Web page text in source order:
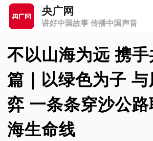
央广网
讲好中国故事 传播中国声音
不以山海为远 携
篇｜以绿色为子
弈 一条条穿沙公
海生命线